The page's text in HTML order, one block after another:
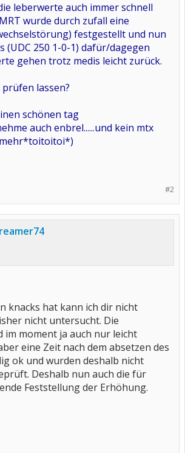
leberwerte auch immer schnell
wurde durch zufall eine
festgestellt und nun
(UDC 250 1-0-1) dafür/dagegen
gehen trotz medis leicht zurück.
lassen?
schönen tag
auch enbrel......und kein mtx
#2
knacks hat kann ich dir nicht
nicht untersucht. Die
im moment ja auch nur leicht
eine Zeit nach dem absetzen des
ok und wurden deshalb nicht
Deshalb nun auch die für
Feststellung der Erhöhung.